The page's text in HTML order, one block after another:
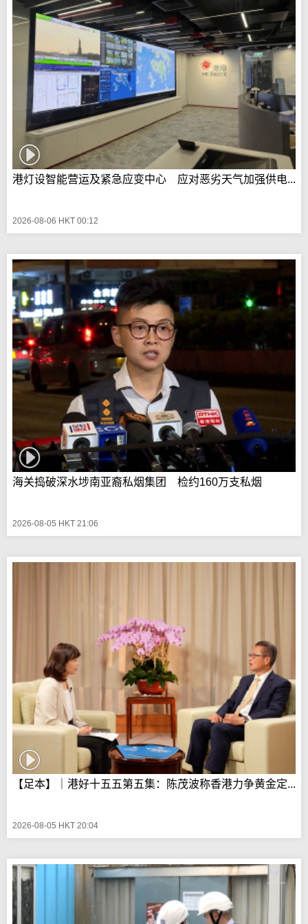
港灯设智能营运及紧急应变中心 应对恶劣天气加强供电...
2026-08-06 HKT 00:12
海关捣破深水埗南亚裔私烟集团 检约160万支私烟
2026-08-05 HKT 21:06
【足本】｜港好十五五第五集：陈茂波称香港力争黄金定...
2026-08-05 HKT 20:04